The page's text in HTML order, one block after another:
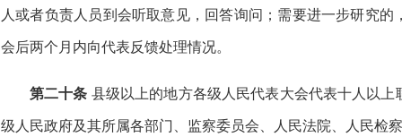
人或者负责人员到会听取意见，回答询问；需要进一步研究
会后两个月内向代表反馈处理情况。
第二十条 县级以上的地方各级人民代表大会代表十人以
级人民政府及其所属各部门、监察委员会、人民法院、人民检